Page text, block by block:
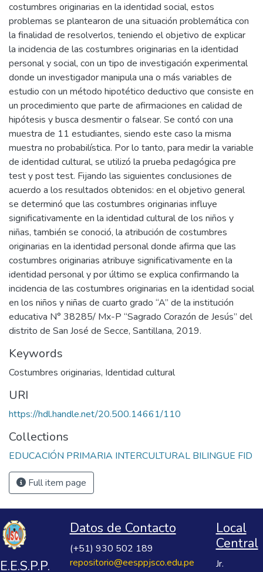
costumbres originarias en la identidad social, estos
problemas se plantearon de una situación problemática con
la finalidad de resolverlos, teniendo el objetivo de explicar
la incidencia de las costumbres originarias en la identidad
personal y social, con un tipo de investigación experimental
donde un investigador manipula una o más variables de
estudio con un método hipotético deductivo que consiste en
un procedimiento que parte de afirmaciones en calidad de
hipótesis y busca desmentir o falsear. Se contó con una
muestra de 11 estudiantes, siendo este caso la misma
muestra no probabilística. Por lo tanto, para medir la variable
de identidad cultural, se utilizó la prueba pedagógica pre
test y post test. Fijando las siguientes conclusiones de
acuerdo a los resultados obtenidos: en el objetivo general
se determinó que las costumbres originarias influye
significativamente en la identidad cultural de los niños y
niñas, también se conoció, la atribución de costumbres
originarias en la identidad personal donde afirma que las
costumbres originarias atribuye significativamente en la
identidad personal y por último se explica confirmando la
incidencia de las costumbres originarias en la identidad social
en los niños y niñas de cuarto grado “A” de la institución
educativa N° 38285/ Mx-P “Sagrado Corazón de Jesús” del
distrito de San José de Secce, Santillana, 2019.
Keywords
Costumbres originarias, Identidad cultural
URI
https://hdl.handle.net/20.500.14661/110
Collections
EDUCACIÓN PRIMARIA INTERCULTURAL BILINGUE FID
Full item page
E.E.S.P.P.
Datos de Contacto
(+51) 930 502 189
repositorio@eesppjsco.edu.pe
Local
Central
Jr.